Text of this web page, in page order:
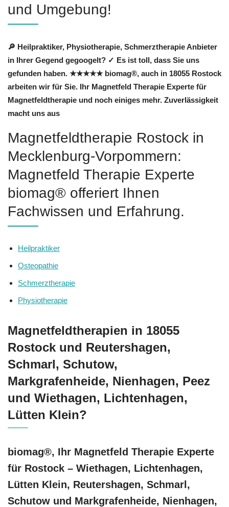
und Umgebung!
🔎 Heilpraktiker, Physiotherapie, Schmerztherapie Anbieter
in Ihrer Gegend gegoogelt? ✓ Es ist toll, dass Sie uns
gefunden haben. ★★★★★ biomag®, auch in 18055 Rostock
arbeiten wir für Sie. Ihr Magnetfeld Therapie Experte für
Magnetfeldtherapie und noch einiges mehr. Zuverlässigkeit
macht uns aus
Magnetfeldtherapie Rostock in
Mecklenburg-Vorpommern:
Magnetfeld Therapie Experte
biomag® offeriert Ihnen
Fachwissen und Erfahrung.
Heilpraktiker
Osteopathie
Schmerztherapie
Physiotherapie
Magnetfeldtherapien in 18055
Rostock und Reutershagen,
Schmarl, Schutow,
Markgrafenheide, Nienhagen, Peez
und Wiethagen, Lichtenhagen,
Lütten Klein?
biomag®, Ihr Magnetfeld Therapie Experte
für Rostock – Wiethagen, Lichtenhagen,
Lütten Klein, Reutershagen, Schmarl,
Schutow und Markgrafenheide, Nienhagen,